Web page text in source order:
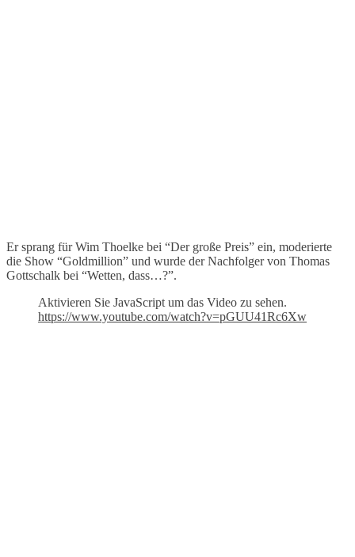
Er sprang für Wim Thoelke bei “Der große Preis” ein, moderierte
die Show “Goldmillion” und wurde der Nachfolger von Thomas
Gottschalk bei “Wetten, dass…?”.
Aktivieren Sie JavaScript um das Video zu sehen.
https://www.youtube.com/watch?v=pGUU41Rc6Xw